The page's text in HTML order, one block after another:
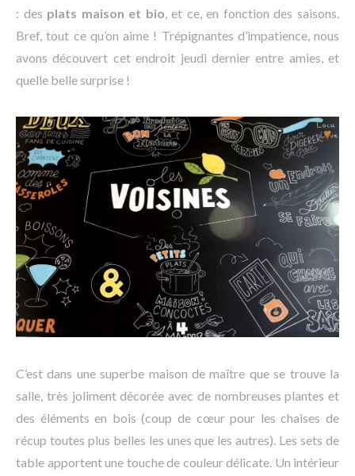
: des plats maison et bio, et ce, en fonction des saisons.
Bref, tout ce qu’on aime ! Trépignantes d’impatience, nous
avons découvert cet endroit jeudi dernier entre amies, et
quelle belle surprise !
C’est dans une superbe maison de maître que se trouve la
salle, très joliment décorée avec de nombreuses plantes et
des éléments en bois (coup de cœur pour les chaises de
récup toutes plus belles les unes que les autres). Les sets de
table apportent une touche de couleur délicate. Un intérieur